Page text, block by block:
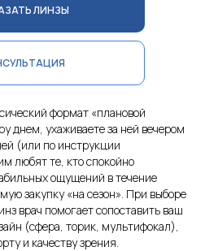
ЛИНЗЫ
формат «плановой
днем, ухаживаете за ней вечером
(или по инструкции
любят те, кто спокойно
ощущений в течение
закупку «на сезон». При выборе
врач помогает сопоставить ваш
(сфера, торик, мультифокал),
и качеству зрения.